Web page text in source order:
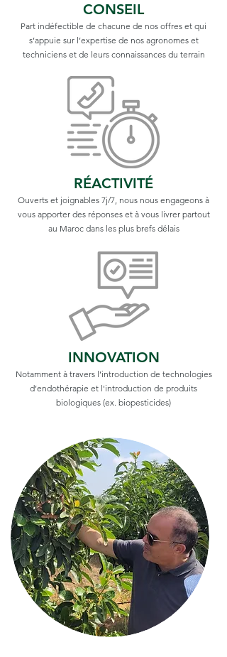
CONSEIL
Part indéfectible de chacune de nos offres et qui
s’appuie sur l’expertise de nos agronomes et
techniciens et de leurs connaissances du terrain
RÉACTIVITÉ
Ouverts et joignables 7j/7, nous nous engageons à
vous apporter des réponses et à vous livrer partout
au Maroc dans les plus brefs délais
INNOVATION
Notamment à travers l’introduction de technologies
d’endothérapie et l'introduction de produits
biologiques (ex. biopesticides)